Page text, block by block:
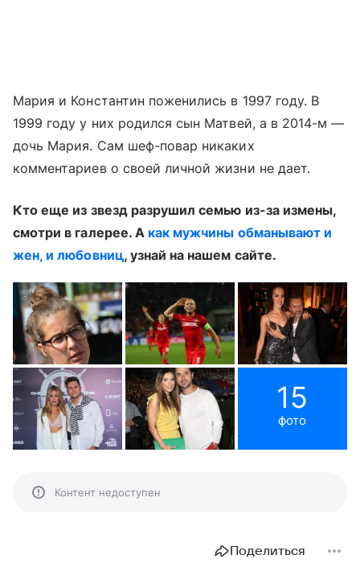
Мария и Константин поженились в 1997 году. В
1999 году у них родился сын Матвей, а в 2014-м —
дочь Мария. Сам шеф-повар никаких
комментариев о своей личной жизни не дает.
Кто еще из звезд разрушил семью из-за измены,
смотри в галерее. А как мужчины обманывают и
жен, и любовниц, узнай на нашем сайте.
15
фото
Контент недоступен
Поделиться